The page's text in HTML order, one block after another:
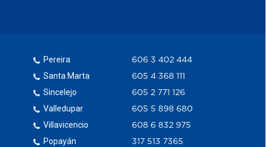
Pereira
Santa Marta
Sincelejo
Valledupar
Villavicencio
Popayán
606 3 402 444
605 4 368 111
605 2 771 126
605 5 898 680
608 6 832 975
317 513 7365